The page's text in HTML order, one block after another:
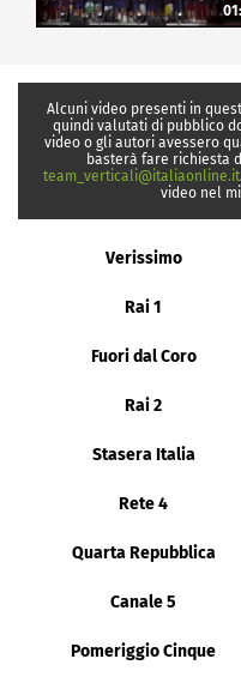
Alcuni video presenti in
quindi valutati di pubblico
video o gli autori avessero
basterà fare richiesta
team_verticali@italiaonline.it
video nel
Verissimo
Rai 1
Fuori dal Coro
Rai 2
Stasera Italia
Rete 4
Quarta Repubblica
Canale 5
Pomeriggio Cinque